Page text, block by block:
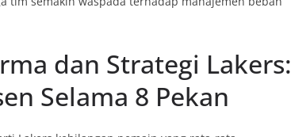
dan Strategi Lakers:
Selama 8 Pekan